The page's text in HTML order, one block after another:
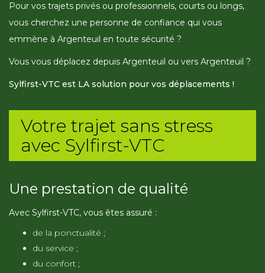
Pour vos trajets privés ou professionnels, courts ou longs,
vous cherchez une personne de confiance qui vous
emmène à Argenteuil en toute sécurité ?
Vous vous déplacez depuis Argenteuil ou vers Argenteuil ?
Sylfirst-VTC est LA solution pour vos déplacements !
Votre trajet sans stress
avec Sylfirst-VTC
Une prestation de qualité
Avec Sylfirst-VTC, vous êtes assuré :
de la ponctualité ;
du service ;
du confort ;